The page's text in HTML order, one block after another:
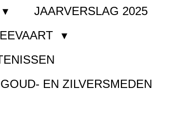
JAARVERSLAG 2025
GOUD- EN ZILVERSMEDEN